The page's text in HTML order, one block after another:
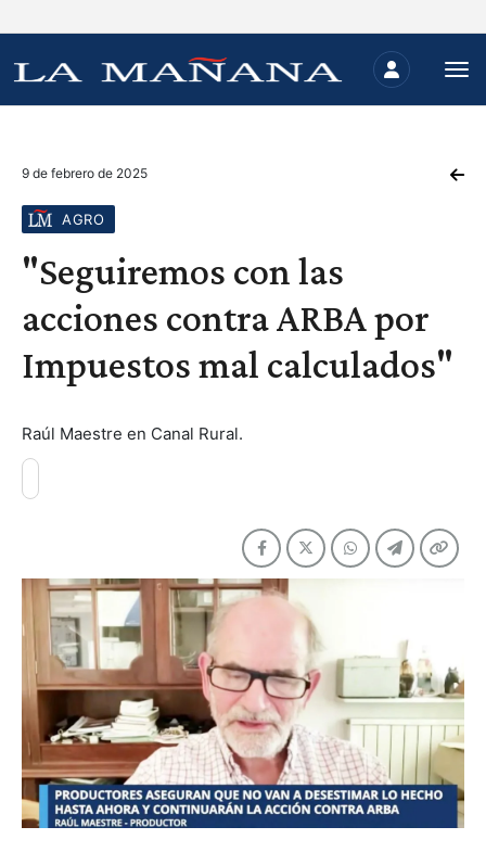
9 de febrero de 2025
AGRO
"Seguiremos con las
acciones contra ARBA por
Impuestos mal calculados"
Raúl Maestre en Canal Rural.